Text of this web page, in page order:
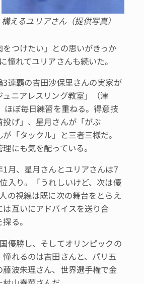
構えるユリアさん（提供写真）
つけたい」との思いがきっか
憧れてユリアさんも続いた。
連覇の吉田沙保里さんの実家が
ニアレスリング教室」（津
ほぼ毎日練習を重ねる。得意技
投げ」、星月さんが「がぶ
「タックル」と三者三様だ。
にも気を配っている。
月、星月さんとユリアさんは7
入り。「うれしいけど、次は優
の視線は既に次の舞台をとらえ
互いにアドバイスを送り合
る。
優勝し、そしてオリンピックの
れるのは吉田さんと、パリ五
波朱理さん、世界選手権で金